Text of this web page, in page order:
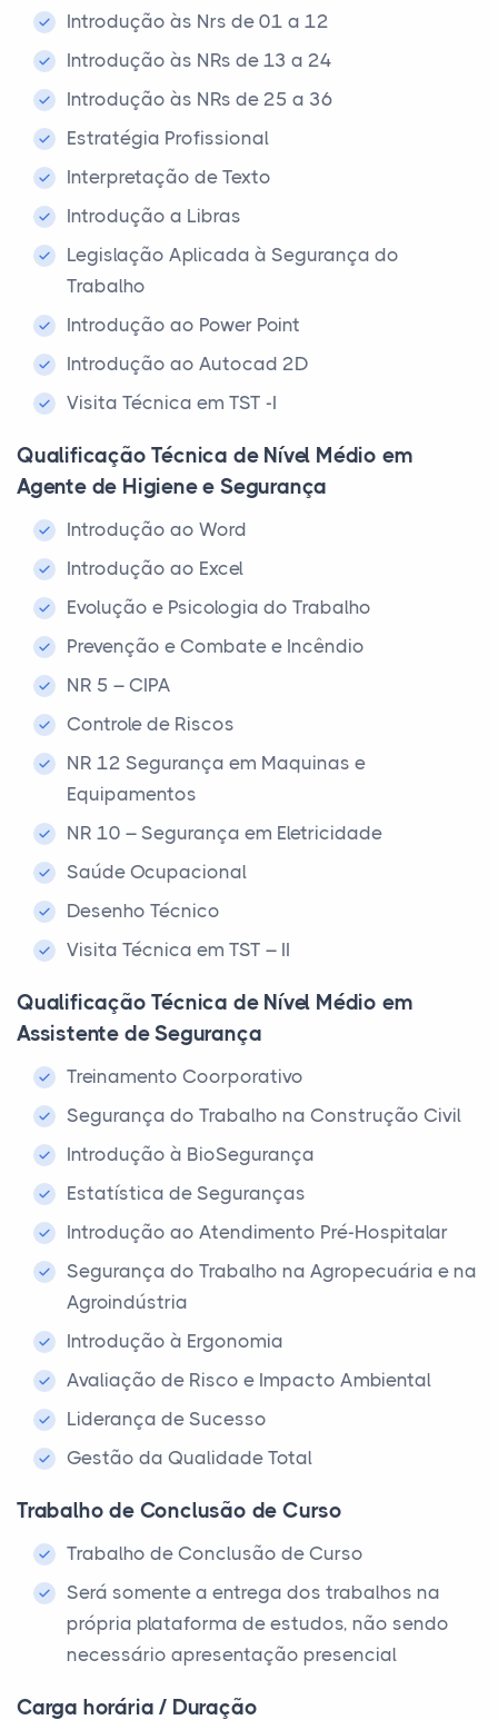
Introdução às Nrs de 01 a 12
Introdução às NRs de 13 a 24
Introdução às NRs de 25 a 36
Estratégia Profissional
Interpretação de Texto
Introdução a Libras
Legislação Aplicada à Segurança do
Trabalho
Introdução ao Power Point
Introdução ao Autocad 2D
Visita Técnica em TST -I
Qualificação Técnica de Nível Médio em
Agente de Higiene e Segurança
Introdução ao Word
Introdução ao Excel
Evolução e Psicologia do Trabalho
Prevenção e Combate e Incêndio
NR 5 – CIPA
Controle de Riscos
NR 12 Segurança em Maquinas e
Equipamentos
NR 10 – Segurança em Eletricidade
Saúde Ocupacional
Desenho Técnico
Visita Técnica em TST – II
Qualificação Técnica de Nível Médio em
Assistente de Segurança
Treinamento Coorporativo
Segurança do Trabalho na Construção Civil
Introdução à BioSegurança
Estatística de Seguranças
Introdução ao Atendimento Pré-Hospitalar
Segurança do Trabalho na Agropecuária e na
Agroindústria
Introdução à Ergonomia
Avaliação de Risco e Impacto Ambiental
Liderança de Sucesso
Gestão da Qualidade Total
Trabalho de Conclusão de Curso
Trabalho de Conclusão de Curso
Será somente a entrega dos trabalhos na
própria plataforma de estudos, não sendo
necessário apresentação presencial
Carga horária / Duração